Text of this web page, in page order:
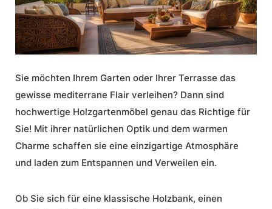
Sie möchten Ihrem Garten oder Ihrer Terrasse das
gewisse mediterrane Flair verleihen? Dann sind
hochwertige Holzgartenmöbel genau das Richtige für
Sie! Mit ihrer natürlichen Optik und dem warmen
Charme schaffen sie eine einzigartige Atmosphäre
und laden zum Entspannen und Verweilen ein.
Ob Sie sich für eine klassische Holzbank, einen